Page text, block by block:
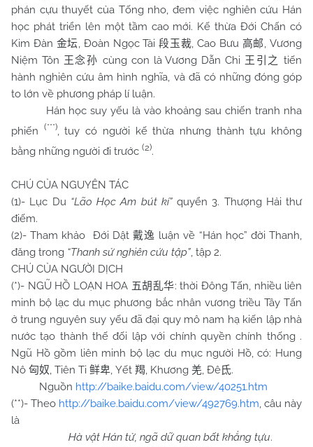
phán cựu thuyết của Tống nho, đem việc nghiên cứu Hán
học phát triển lên một tầm cao mới. Kế thừa Đới Chấn có
Kim Đàn 金坛, Đoàn Ngọc Tài段玉裁, Cao Bưu 高邮, Vương
Niệm Tôn 王念孙 cùng con là Vương Dẫn Chi 王引之
tiến
hành nghiên cứu âm hình nghĩa, và đã có những đóng góp
to lớn về phương pháp lí luận.
Hán học suy yếu là vào khoảng sau chiến tranh nha
phiến (***), tuy có người kế thừa nhưng thành tựu không
bằng những người đi trước (2).
CHÚ CỦA NGUYÊN TÁC
(1)- Lục Du “Lão Học Am bút kí”quyển 3. Thượng Hải thư
điếm.
(2)- Tham khảo Đới Dật 戴逸 luận về “Hán học” đời Thanh,
đăng trong “Thanh sử nghiên cứu tập”, tập 2.
CHÚ CỦA NGƯỜI DỊCH
(*)- NGŨ HỒ LOẠN HOA 五胡乱华: thời Đông Tấn, nhiều liên
minh bộ lạc du mục phương bắc nhân vương triều Tây Tấn
ở trung nguyên suy yếu đã đại quy mô nam hạ kiến lập nhà
nước tạo thành thế đối lập với chính quyền chính thống .
Ngũ Hồ gồm liên minh bộ lạc du mục người Hồ, có: Hung
Nô 匈奴, Tiên Ti 鲜卑, Yết 羯, Khương 羌, Đê氐.
Nguồn http://baike.baidu.com/view/40251.htm
(**)- Theo http://baike.baidu.com/view/492769.htm, câu này
là
Hà vật Hán tử, ngã dữ quan bất khẳng tựu.